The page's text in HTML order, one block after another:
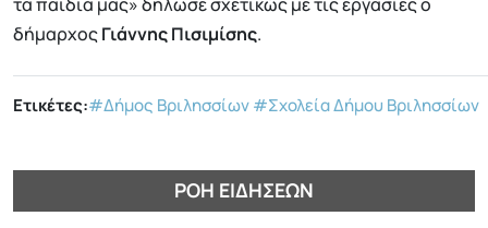
δήμαρχοςΓιάννης Πισιμίσης.
Ετικέτες:#Δήμος Βριλησσίων#Σχολεία Δήμου Βριλησσίων
ΡΟΉ ΕΙΔΉΣΕΩΝ